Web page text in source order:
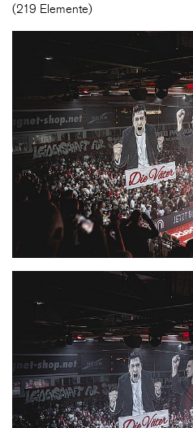
NEWS
FANZONE
CLUB
DANCERS
WÜRZBURG-BASKETS-DYN
AKADEMIE
(219 Elemente)